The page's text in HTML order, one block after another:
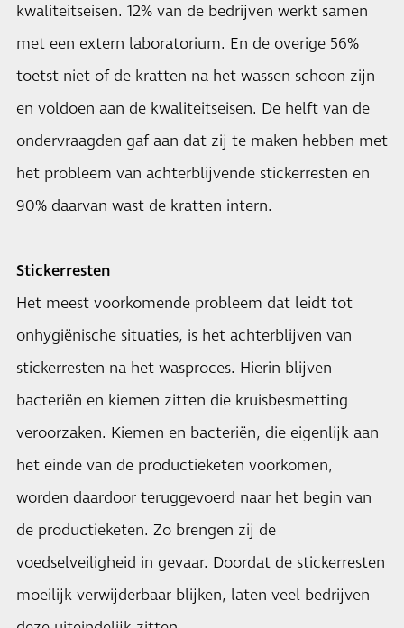
kwaliteitseisen. 12% van de bedrijven werkt samen
met een extern laboratorium. En de overige 56%
toetst niet of de kratten na het wassen schoon zijn
en voldoen aan de kwaliteitseisen. De helft van de
ondervraagden gaf aan dat zij te maken hebben met
het probleem van achterblijvende stickerresten en
90% daarvan wast de kratten intern.
Stickerresten
Het meest voorkomende probleem dat leidt tot
onhygiënische situaties, is het achterblijven van
stickerresten na het wasproces. Hierin blijven
bacteriën en kiemen zitten die kruisbesmetting
veroorzaken. Kiemen en bacteriën, die eigenlijk aan
het einde van de productieketen voorkomen,
worden daardoor teruggevoerd naar het begin van
de productieketen. Zo brengen zij de
voedselveiligheid in gevaar. Doordat de stickerresten
moeilijk verwijderbaar blijken, laten veel bedrijven